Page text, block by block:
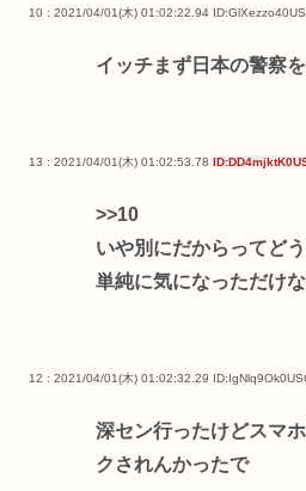
10 : 2021/04/01(木) 01:02:22.94
イッチまず日本の警察
13 : 2021/04/01(木) 01:02:53.78
>>10
いや別にだからってど
単純に気になっただけ
12 : 2021/04/01(木) 01:02:32.29
深セン行ったけどスマ
クされんかったで